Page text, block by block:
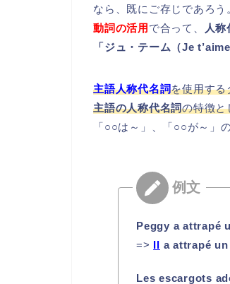
なら、既にご存じであろう
動詞の活用 で合って、 人称
「ジュ・テーム（Je t’aime
主語人称代名詞を使用する
主語の人称代名詞の特徴と
「○○は～」、「○○が～」
Peggy a attrapé
=> Il a attrapé
Les escargots